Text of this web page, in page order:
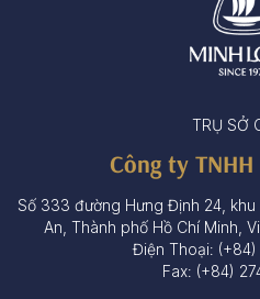
TRỤ SỞ
Công ty
Số 333 đường Hưng Định 24,
An, Thành phố Hồ Chí Minh,
Điện Thoại:
Fax: (+84)